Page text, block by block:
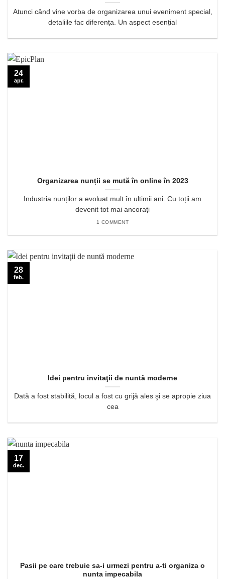
Atunci când vine vorba de organizarea unui eveniment special,
detaliile fac diferența. Un aspect esențial
Organizarea nunții se mută în online în 2023
Industria nunților a evoluat mult în ultimii ani. Cu toții am
devenit tot mai ancorați
1 COMMENT
24
apr.
Idei pentru invitaţii de nuntă moderne
Dată a fost stabilită, locul a fost cu grijă ales şi se apropie ziua
cea
28
feb.
Pasii pe care trebuie sa-i urmezi pentru a-ti organiza o
nunta impecabila
17
dec.